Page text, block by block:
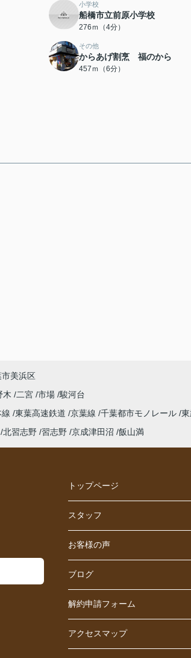
小学校
船橋市立前原小学校
276ｍ（4分）
その他
からあげ割烹 福のから
457ｍ（6分）
市美浜区
木 二宮 市場 駿河台
東葉高速鉄道 京葉線 千葉都市モノレール
北習志野 習志野 京成津田沼 飯山満
トップページ
スタッフ
お客様の声
ブログ
解約申請フォーム
アクセスマップ